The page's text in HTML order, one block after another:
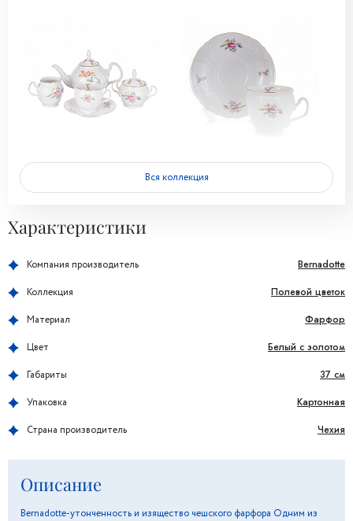
Вся коллекция
Характеристики
Компания производитель Bernadotte
Коллекция Полевой цветок
Материал Фарфор
Цвет Белый с золотом
Габариты 37 см
Упаковка Картонная
Страна производитель Чехия
Описание
Bernadotte-утонченность и изящество чешского фарфора Одним из